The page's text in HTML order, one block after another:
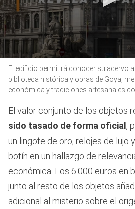
seconds
seconds
El edificio permitirá conocer su acervo
biblioteca histórica y obras de Goya,
económica y tradiciones artesanales
El valor conjunto de los objetos
sido tasado de forma oficial,
un lingote de oro, relojes de lujo
botín en un hallazgo de
económica. Los 6.000 euros en
junto al resto de los objetos
adicional al misterio sobre el